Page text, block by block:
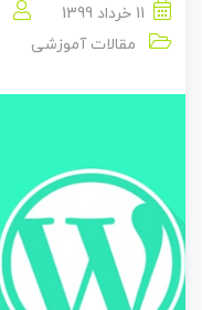
11 خرداد 1399
مقالات آموزشی